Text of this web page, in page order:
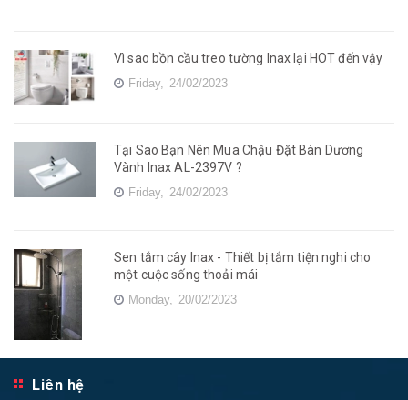
Vì sao bồn cầu treo tường Inax lại HOT đến vậy
Friday, 24/02/2023
Tại Sao Bạn Nên Mua Chậu Đặt Bàn Dương
Vành Inax AL-2397V ?
Friday, 24/02/2023
Sen tắm cây Inax - Thiết bị tắm tiện nghi cho
một cuộc sống thoải mái
Monday, 20/02/2023
Liên hệ